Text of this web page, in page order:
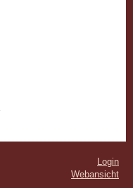
Login
Webansicht